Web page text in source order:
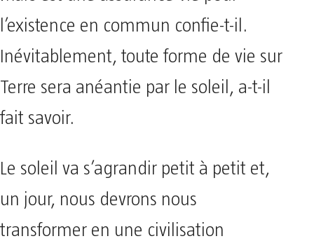
l’existence en commun confie-t-il.
Inévitablement, toute forme de vie sur
Terre sera anéantie par le soleil, a-t-il
fait savoir.
Le soleil va s’agrandir petit à petit et,
un jour, nous devrons nous
transformer en une civilisation